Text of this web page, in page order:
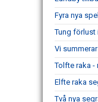
Fyra nya
Tung förlust
Vi
Tolfte raka -
Elfte raka
Två nya